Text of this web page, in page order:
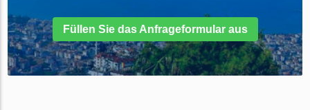
Füllen Sie das Anfrageformular aus